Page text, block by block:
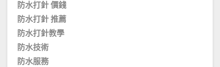
防水打針 價錢
防水打針 推薦
防水打針教學
防水技術
防水服務